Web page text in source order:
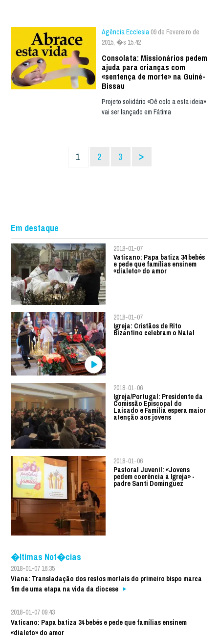
Agência Ecclesia 09 de Fevereiro de
2015, �s 15:42
Consolata: Missionários pedem
ajuda para crianças com
«sentença de morte» na Guiné-
Bissau
Projeto solidário «Dê colo a esta ideia»
vai ser lançado em Fátima
1 2 3 >
Em destaque
2018-01-07
Vaticano: Papa batiza 34 bebés
e pede que famílias ensinem
«dialeto» do amor
2018-01-07
Igreja: Cristãos de Rito
Bizantino celebram o Natal
2018-01-06
Igreja/Portugal: Presidente da
Comissão Episcopal do
Laicado e Família espera maior
atenção aos jovens
2018-01-06
Pastoral Juvenil: «Jovens
pedem coerência à Igreja» -
padre Santi Dominguez
�ltimas Not�cias
2018-01-07 16:35
Viana: Transladação dos restos mortais do primeiro bispo marca
fim de uma etapa na vida da diocese
2018-01-07 09:43
Vaticano: Papa batiza 34 bebés e pede que famílias ensinem
«dialeto» do amor